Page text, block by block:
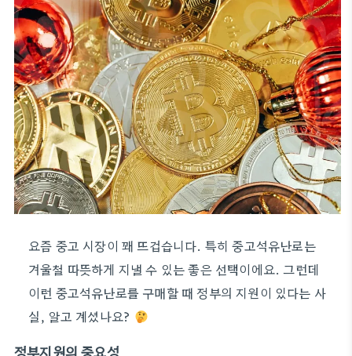
요즘 중고 시장이 꽤 뜨겁습니다. 특히 중고석유난로는
겨울철 따뜻하게 지낼 수 있는 좋은 선택이에요. 그런데
이런 중고석유난로를 구매할 때 정부의 지원이 있다는 사
실, 알고 계셨나요?
정부지원의 중요성